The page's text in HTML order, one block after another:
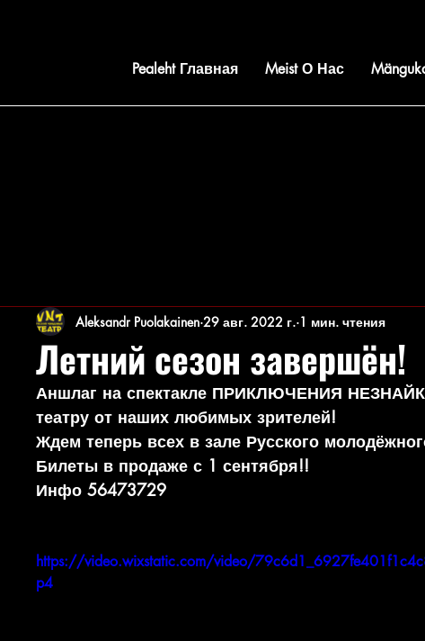
Pealeht Главная Meist О Нас
Летний сезон завершён!
Aleksandr Puolakainen 29 авг. 2022 г. 1 мин. чтения
Аншлаг на спектакле ПРИКЛЮЧЕНИЯ
театру от наших любимых зрителей!
Ждем теперь всех в зале Русского
Билеты в продаже с 1 сентября!!
Инфо 56473729
https://video.wixstatic.com/video/
p4